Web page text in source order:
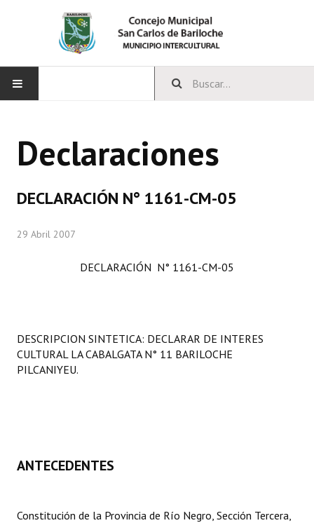
CONCEJO
Comisiones Especiales
LEGISLACIÓN
Declaraciones
DECLARACIÓN N° 1161-CM-05
29 Abril 2007
DECLARACIÓN N° 1161-CM-05
DESCRIPCION SINTETICA: DECLARAR DE INTERES
CULTURAL LA CABALGATA N° 11 BARILOCHE 
PILCANIYEU.
ANTECEDENTES
Constitución de la Provincia de Río Negro, Sección Tercera,